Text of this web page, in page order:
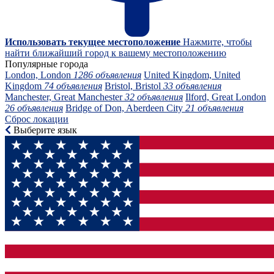
Использовать текущее местоположение Нажмите, чтобы
найти ближайший город к вашему местоположению
Популярные города
London, London 1286 объявления United Kingdom, United
Kingdom 74 объявления Bristol, Bristol 33 объявления
Manchester, Great Manchester32 объявления Ilford, Great London
26 объявления Bridge of Don, Aberdeen City 21 объявления
Сброс локации
Выберите язык